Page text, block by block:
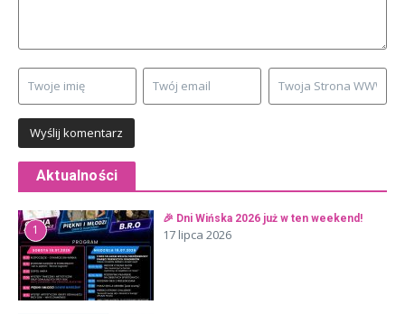
Aktualności
1
🎉 Dni Wińska 2026 już w ten weekend!
17 lipca 2026